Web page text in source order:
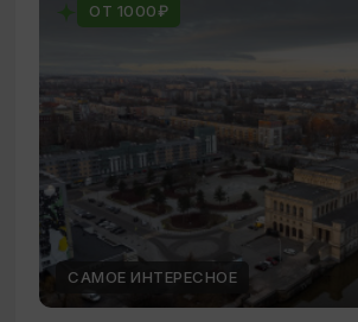
ОТ 1000₽
САМОЕ ИНТЕРЕСНОЕ